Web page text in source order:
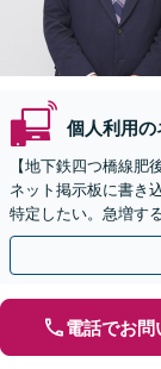
個人利用
【地下鉄四つ橋線
ネット掲示板に書き
特定したい。急増す
なら最短で数時間で
電話でお問